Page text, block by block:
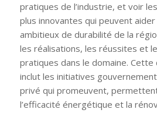
pratiques de l’industrie, et voir
plus innovantes qui peuvent
ambitieux de durabilité de la
les réalisations, les réussites et
pratiques dans le domaine.
inclut les initiatives
privé qui promeuvent,
l’efficacité énergétique et la